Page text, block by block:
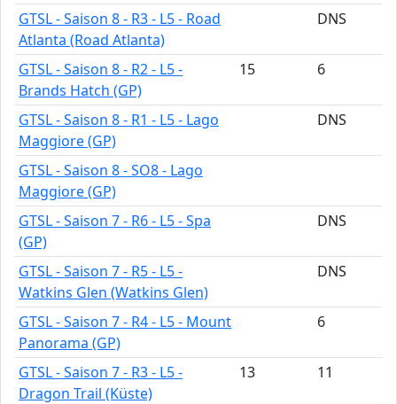
GTSL - Saison 8 - R3 - L5 - Road
Atlanta (Road Atlanta)
DNS
GTSL - Saison 8 - R2 - L5 -
Brands Hatch (GP)
15 6
GTSL - Saison 8 - R1 - L5 - Lago
Maggiore (GP)
DNS
GTSL - Saison 8 - SO8 - Lago
Maggiore (GP)
GTSL - Saison 7 - R6 - L5 - Spa
(GP)
DNS
GTSL - Saison 7 - R5 - L5 -
Watkins Glen (Watkins Glen)
DNS
GTSL - Saison 7 - R4 - L5 - Mount
Panorama (GP)
6
GTSL - Saison 7 - R3 - L5 -
Dragon Trail (Küste)
13 11